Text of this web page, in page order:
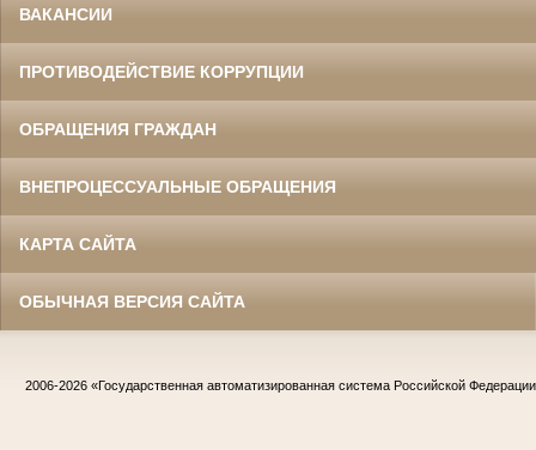
ВАКАНСИИ
ПРОТИВОДЕЙСТВИЕ КОРРУПЦИИ
ОБРАЩЕНИЯ ГРАЖДАН
ВНЕПРОЦЕССУАЛЬНЫЕ ОБРАЩЕНИЯ
КАРТА САЙТА
ОБЫЧНАЯ ВЕРСИЯ САЙТА
2006-2026 «Государственная автоматизированная система Российской